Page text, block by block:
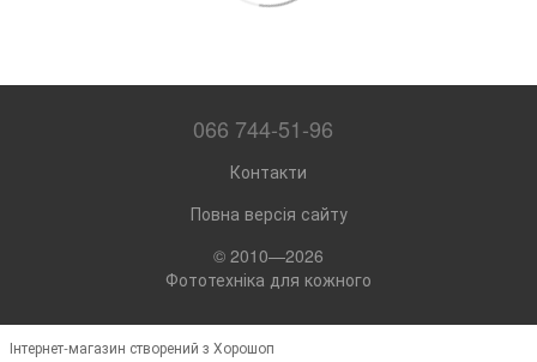
066 744-51-96
Контакти
Повна версія сайту
© 2010—2026
Фототехніка для кожного
Інтернет-магазин створений з Хорошоп